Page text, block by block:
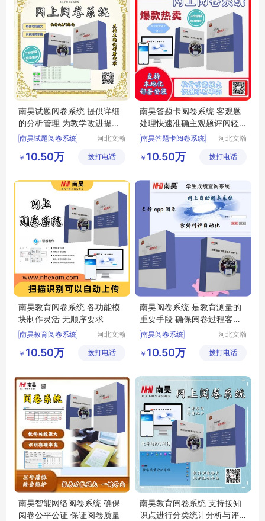
南昊试题阅卷系统 提供详细
的分析管理 为教学改进提供
依据
南昊试题阅卷系统
答题卡阅卷系统
计算机阅卷系统
河北文瀚
技发展有
￥ 10.50万 拨打电话
南昊答题卡阅卷系统 客观题
处理快速准确主观题评阅轻
松
南昊答题卡阅卷系统
教育阅卷系统
自动阅卷系统
河北文瀚
技发展有
￥ 10.50万 拨打电话
南昊教育阅卷系统 各功能模
块制作灵活 无顺序要求
南昊教育阅卷系统
中学网上阅卷
自动阅卷系统
河北文瀚
技发展有
￥ 10.50万 拨打电话
南昊阅卷系统 是教育测量的
重要手段 确保阅卷过程客观
性
南昊阅卷系统
计算机阅卷 评卷系统
河北文瀚
技发展有
￥ 10.50万 拨打电话
南昊智能网络阅卷系统 确保
阅卷公平公证 保证阅卷质量
南昊教育阅卷系统 支持按知
识点进行分类统计分析与评